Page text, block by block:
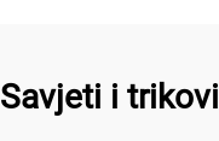
Savjeti i trikovi